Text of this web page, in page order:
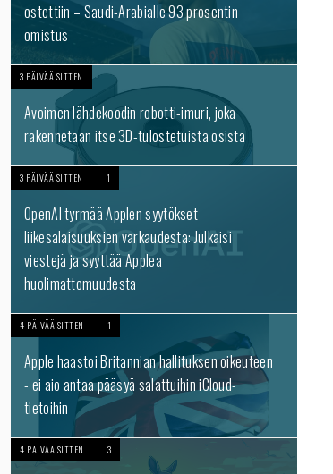
ostettiin – Saudi-Arabialle 93 prosentin
omistus
3 PÄIVÄÄ SITTEN
Avoimen lähdekoodin robotti-imuri, joka
rakennetaan itse 3D-tulostetuista osista
3 PÄIVÄÄ SITTEN 1
OpenAI tyrmää Applen syytökset
liikesalaisuuksien varkaudesta: Julkaisi
viestejä ja syyttää Applea
huolimattomuudesta
4 PÄIVÄÄ SITTEN 1
Apple haastoi Britannian hallituksen oikeuteen
- ei aio antaa pääsyä salattuihin iCloud-
tietoihin
4 PÄIVÄÄ SITTEN 3